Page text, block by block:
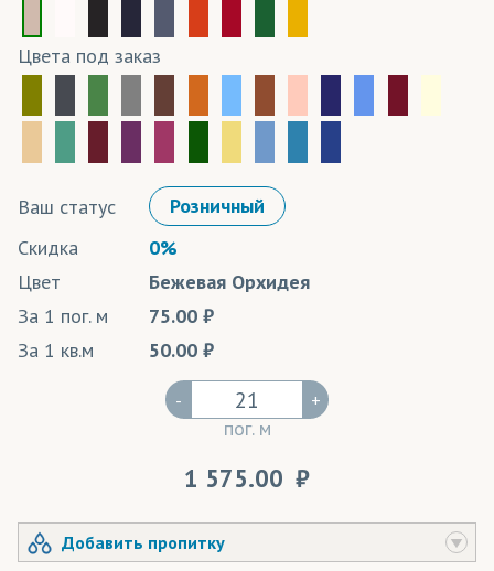
Цвета под заказ
Ваш статус
Розничный
Скидка
0%
Цвет
Бежевая Орхидея
За 1 пог. м
75.00
За 1 кв.м
50.00
-
пог. м
+
1 575.00
Добавить пропитку